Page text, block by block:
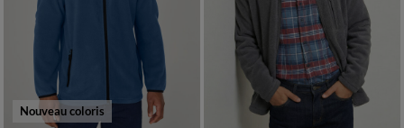
Nouveau coloris